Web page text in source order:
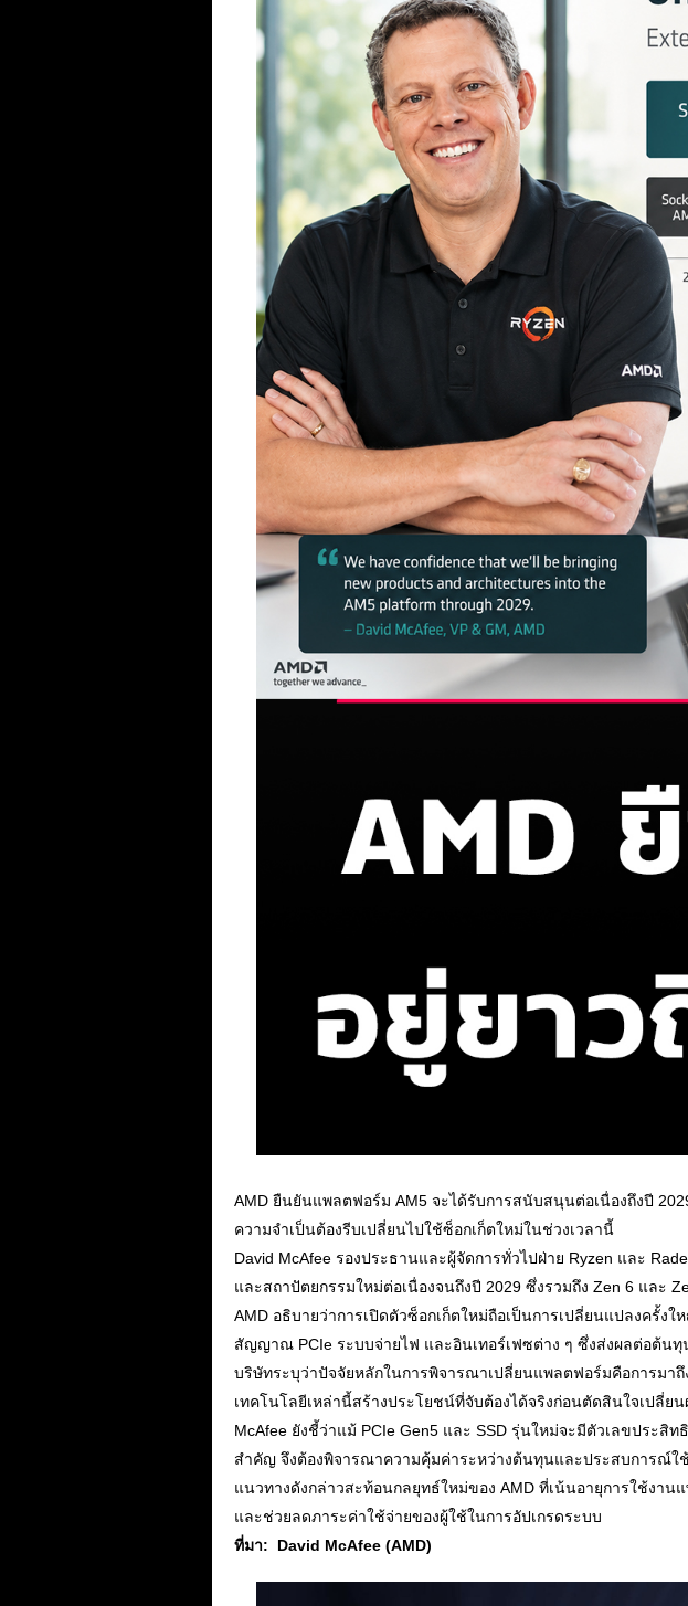
AMD ยืนยันแพลตฟอร์ม AM5 จะได้รับการสนับสนุนต่อเนื่องถึงปี
ความจำเป็นต้องรีบเปลี่ยนไปใช้ซ็อกเก็ตใหม่ในช่วงเวลานี้
David McAfee รองประธานและผู้จัดการทั่วไปฝ่าย Ryzen และ
และสถาปัตยกรรมใหม่ต่อเนื่องจนถึงปี 2029 ซึ่งรวมถึง Zen 6 และ
AMD อธิบายว่าการเปิดตัวซ็อกเก็ตใหม่ถือเป็นการเปลี่ยนแปลงครั้ง
สัญญาณ PCIe ระบบจ่ายไฟ และอินเทอร์เฟซต่าง ๆ ซึ่งส่งผลต่อต้น
บริษัทระบุว่าปัจจัยหลักในการพิจารณาเปลี่ยนแพลตฟอร์มคือการมาถึ
เทคโนโลยีเหล่านี้สร้างประโยชน์ที่จับต้องได้จริงก่อนตัดสินใจเปลี่ย
McAfee ยังชี้ว่าแม้ PCIe Gen5 และ SSD รุ่นใหม่จะมีตัวเลขประ
สำคัญ จึงต้องพิจารณาความคุ้มค่าระหว่างต้นทุนและประสบการณ์ใ
แนวทางดังกล่าวสะท้อนกลยุทธ์ใหม่ของ AMD ที่เน้นอายุการใช้งาน
และช่วยลดภาระค่าใช้จ่ายของผู้ใช้ในการอัปเกรดระบบ
ที่มา: David McAfee (AMD)